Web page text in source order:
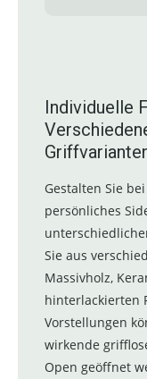
Individuelle
Gestalten Sie
persönliches
Sie aus
Massivholz,
hinterlackierten
Vorstellungen
wirkende
Open geöffnet